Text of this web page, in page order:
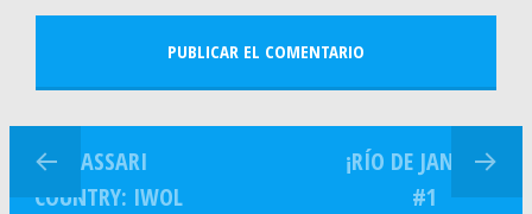
BASSARI
COUNTRY: IWOL
¡RÍO DE JANEIRO!
#1